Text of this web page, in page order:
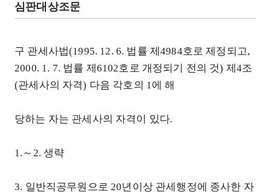
심판대상조문
구 관세사법(1995. 12. 6. 법률 제4984호로 제정되고,
2000. 1. 7. 법률 제6102호로 개정되기 전의 것) 제4조
(관세사의 자격) 다음 각호의 1에 해
당하는 자는 관세사의 자격이 있다.
1.～2. 생략
3. 일반직공무원으로 20년이상 관세행정에 종사한 자